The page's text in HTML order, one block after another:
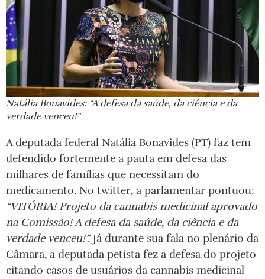
Natália Bonavides: “A defesa da saúde, da ciência e da
verdade venceu!”
A deputada federal Natália Bonavides (PT) faz tem
defendido fortemente a pauta em defesa das
milhares de famílias que necessitam do
medicamento. No twitter, a parlamentar pontuou:
“VITÓRIA! Projeto da cannabis medicinal aprovado
na Comissão! A defesa da saúde, da ciência e da
verdade venceu!”.Já durante sua fala no plenário da
Câmara, a deputada petista fez a defesa do projeto
citando casos de usuários da cannabis medicinal